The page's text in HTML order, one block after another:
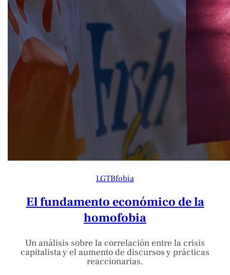
LGTBfobia
El fundamento económico de la
homofobia
Un análisis sobre la correlación entre la crisis
capitalista y el aumento de discursos y prácticas
reaccionarias.